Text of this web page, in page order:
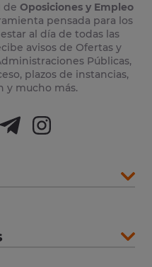
de Oposiciones y Empleo
pensada para los
al día de todas las
avisos de Ofertas y
Públicas,
plazos de instancias,
y mucho más.